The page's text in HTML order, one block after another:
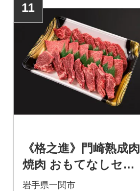
11
《格之進》門崎熟成肉
焼肉 おもてなしセッ
ト(3種/500g)
岩手県一関市